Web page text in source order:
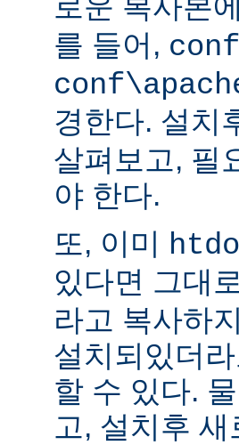
를 들어,
경한다. 설치
살펴보고, 필
야 한다.
또, 이미
있다면 그대
라고 복사하
설치되있더
할 수 있다.
고, 설치후